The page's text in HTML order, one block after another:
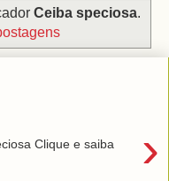
Ceiba speciosa.
›
Clique e saiba